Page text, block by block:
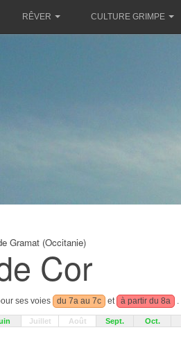
RÊVER CULTURE GRIMPE
Gramat (Occitanie)
Cor
ses voies du 7a au 7c et à partir du 8a .
Juillet Août Sept. Oct.